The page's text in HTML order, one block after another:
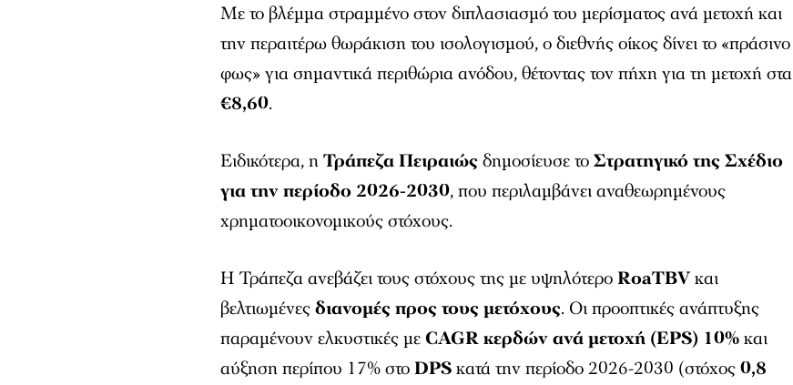
Με το βλέμμα στραμμένο στον διπλασιασμό του μερίσματος ανά μετοχή και
την περαιτέρω θωράκιση του ισολογισμού, ο διεθνής οίκος δίνει το «πράσινο
φως» για σημαντικά περιθώρια ανόδου, θέτοντας τον πήχη για τη μετοχή στα
€8,60.
Ειδικότερα, ηΤράπεζα Πειραιώς δημοσίευσε τοΣτρατηγικό της Σχέδιο
για την περίοδο 2026-2030, που περιλαμβάνει αναθεωρημένους
χρηματοοικονομικούς στόχους.
Η Τράπεζα ανεβάζει τους στόχους της με υψηλότερο RoaTBVκαι
βελτιωμένεςδιανομές προς τους μετόχους. Οι προοπτικές ανάπτυξης
παραμένουν ελκυστικές μεCAGR κερδών ανά μετοχή (EPS) 10%και
αύξηση περίπου 17% στοDPSκατά την περίοδο 2026-2030 (στόχος0,8